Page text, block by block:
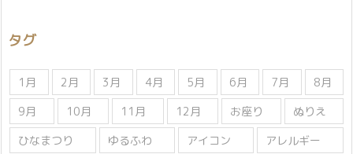
ー
タグ
1月 2月 3月 4月 5月 6月 7月
8月
9月
10月 11月 12月 お座り
ぬりえ
ひなまつり
ゆるふわ アイコン
アレルギー